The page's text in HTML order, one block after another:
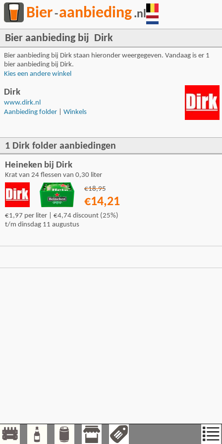
Bier-aanbieding .nl
Bier aanbieding bij Dirk
Bier aanbieding bij Dirk staan hieronder weergegeven. Vandaag is er 1
bier aanbieding bij Dirk.
Kies een andere winkel
Dirk
www.dirk.nl
Aanbieding folder
Winkels
1 Dirk folder aanbiedingen
Heineken bij Dirk
Krat van 24 flessen van 0,30 liter
€18,95
€14,21
€1,97 per liter | €4,74 discount (25%)
t/m dinsdag 11 augustus